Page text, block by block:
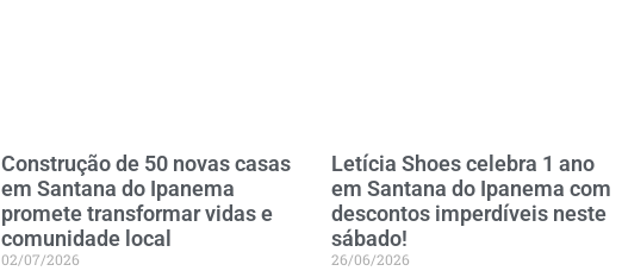
Construção de 50 novas casas
em Santana do Ipanema
promete transformar vidas e
comunidade local
02/07/2026
Letícia Shoes celebra 1 ano
em Santana do Ipanema com
descontos imperdíveis neste
sábado!
26/06/2026